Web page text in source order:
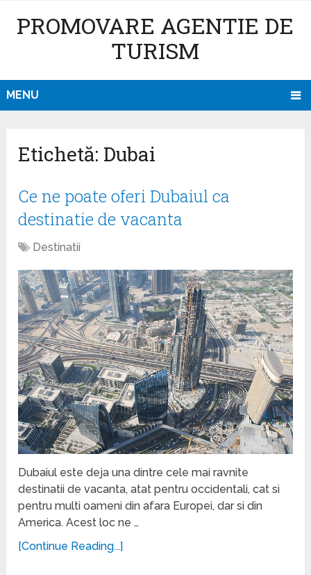
PROMOVARE AGENTIE DE
TURISM
MENU
Etichetă: Dubai
Ce ne poate oferi Dubaiul ca
destinatie de vacanta
Destinatii
Dubaiul este deja una dintre cele mai ravnite
destinatii de vacanta, atat pentru occidentali, cat si
pentru multi oameni din afara Europei, dar si din
America. Acest loc ne …
[Continue Reading...]